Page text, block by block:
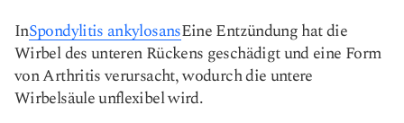
InSpondylitis ankylosansEine Entzündung hat die
Wirbel des unteren Rückens geschädigt und eine Form
von Arthritis verursacht, wodurch die untere
Wirbelsäule unflexibel wird.